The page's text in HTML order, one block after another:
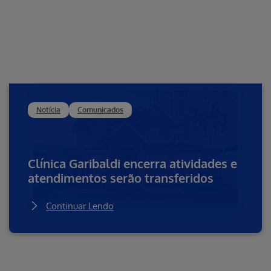
Notícia Comunicados
Clínica Garibaldi encerra atividades e
atendimentos serão transferidos
Continuar Lendo